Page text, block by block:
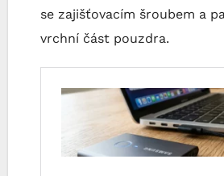
se zajišťovacím šroubem a
vrchní část pouzdra.